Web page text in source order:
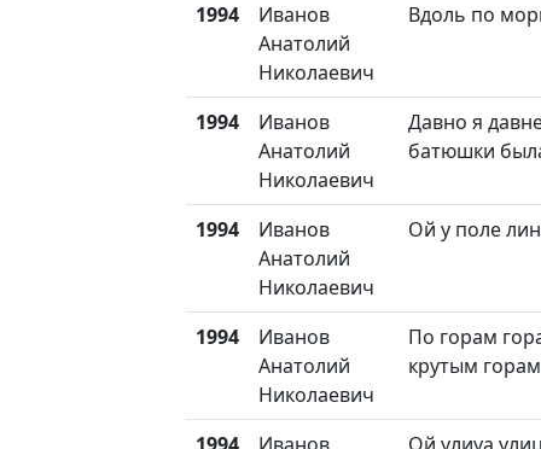
1994
Иванов
Анатолий
Николаевич
Вдоль по
1994
Иванов
Анатолий
Николаевич
Давно я
батюшки
1994
Иванов
Анатолий
Николаевич
Ой у поле
1994
Иванов
Анатолий
Николаевич
По горам
крутым горам